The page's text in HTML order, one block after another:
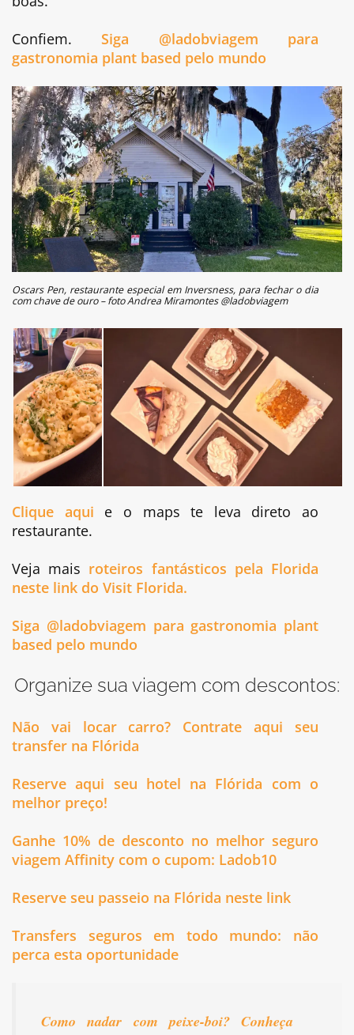
Confiem.Siga @ladobviagem para
gastronomia plant based pelo mundo
Oscars Pen, restaurante especial em Inversness, para fechar o dia
com chave de ouro – foto Andrea Miramontes @ladobviagem
Clique aqui e o maps te leva direto ao
restaurante.
Veja mais roteiros fantásticos pela Florida
neste link do Visit Florida.
Siga @ladobviagem para gastronomia plant
based pelo mundo
Organize sua viagem com descontos:
Não vai locar carro? Contrate aqui seu
transfer na Flórida
Reserve aqui seu hotel na Flórida com o
melhor preço!
Ganhe 10% de desconto no melhor seguro
viagem Affinity com o cupom: Ladob10
Reserve seu passeio na Flórida neste link
Transfers seguros em todo mundo: não
perca esta oportunidade
Como nadar com peixe-boi? Conheça